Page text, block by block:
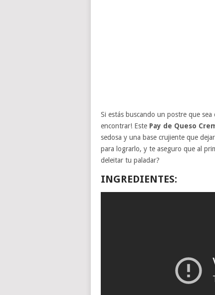
Si estás buscando un postre que
encontrar! Este Pay de Queso
sedosa y una base crujiente que
para lograrlo, y te aseguro que al
deleitar tu paladar?
INGREDIENTES: